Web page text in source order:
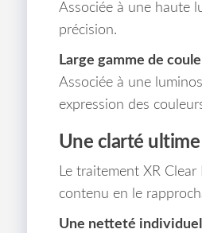
Associée à une haute
précision.
Large gamme de
Associée à une
expression des
Une clarté ultime
Le traitement XR
contenu en le
Une netteté